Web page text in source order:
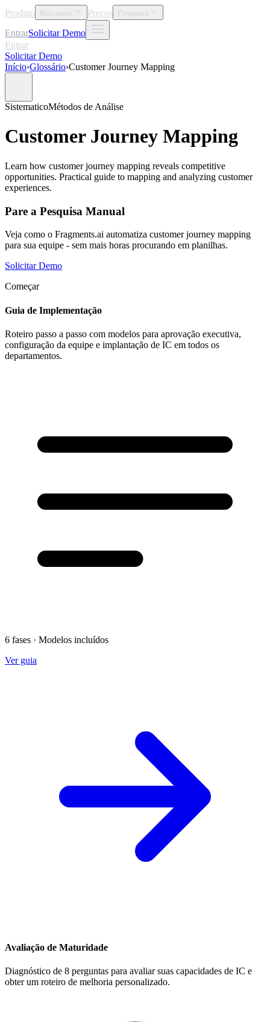
Produto Recursos Preços Empresa
EntrarSolicitar Demo
Entrar
Solicitar Demo
Início›Glossário›Customer Journey Mapping
SistematicoMétodos de Análise
Customer Journey Mapping
Learn how customer journey mapping reveals competitive
opportunities. Practical guide to mapping and analyzing customer
experiences.
Pare a Pesquisa Manual
Veja como o Fragments.ai automatiza customer journey mapping
para sua equipe - sem mais horas procurando em planilhas.
Solicitar Demo
Começar
Guia de Implementação
Roteiro passo a passo com modelos para aprovação executiva,
configuração da equipe e implantação de IC em todos os
departamentos.
6 fases · Modelos incluídos
Ver guia
Avaliação de Maturidade
Diagnóstico de 8 perguntas para avaliar suas capacidades de IC e
obter um roteiro de melhoria personalizado.